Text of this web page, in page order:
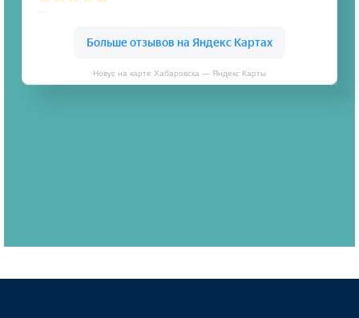
Новус на карте Хабаровска — Яндекс Карты